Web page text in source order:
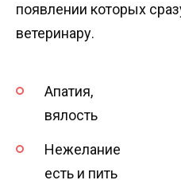
появлении которых
ветеринару.
Апатия,
вялость
Нежелание
есть и пить